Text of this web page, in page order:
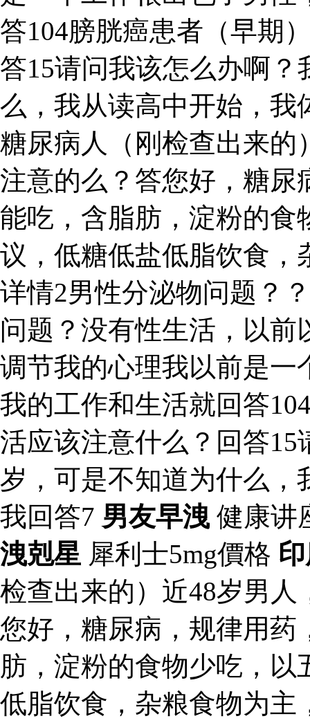
答104膀胱癌患者（早期
答15请问我该怎么办啊
么，我从读高中开始，我
糖尿病人（刚检查出来的
注意的么？答您好，糖尿
能吃，含脂肪，淀粉的食
议，低糖低盐低脂饮食，
详情2男性分泌物问题？
问题？没有性生活，以前
调节我的心理我以前是一
我的工作和生活就回答
活应该注意什么？回答
岁，可是不知道为什么，
我回答7 男友早洩 健康讲
洩剋星 犀利士5mg價格
检查出来的）近48岁男
您好，糖尿病，规律用药
肪，淀粉的食物少吃，
低脂饮食，杂粮食物为主